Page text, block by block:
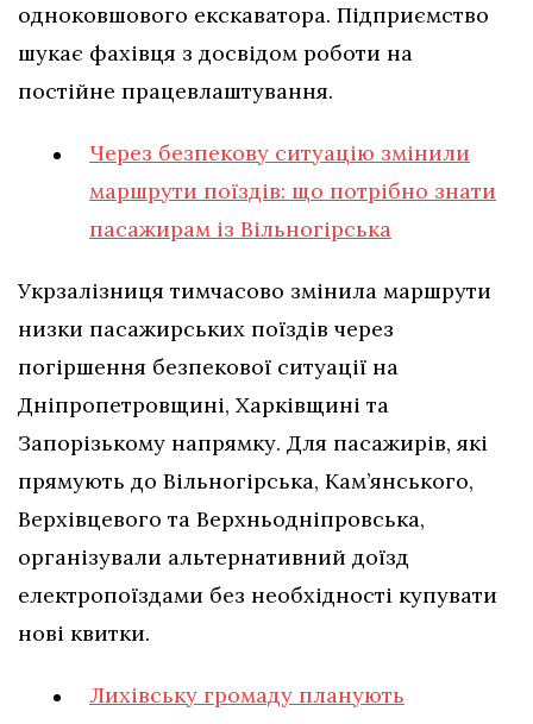
одноковшового екскаватора. Підприємство
шукає фахівця з досвідом роботи на
постійне працевлаштування.
Через безпекову ситуацію змінили
маршрути поїздів: що потрібно знати
пасажирам із Вільногірська
Укрзалізниця тимчасово змінила маршрути
низки пасажирських поїздів через
погіршення безпекової ситуації на
Дніпропетровщині, Харківщині та
Запорізькому напрямку. Для пасажирів, які
прямують до Вільногірська, Кам’янського,
Верхівцевого та Верхньодніпровська,
організували альтернативний доїзд
електропоїздами без необхідності купувати
нові квитки.
Лихівську громаду планують